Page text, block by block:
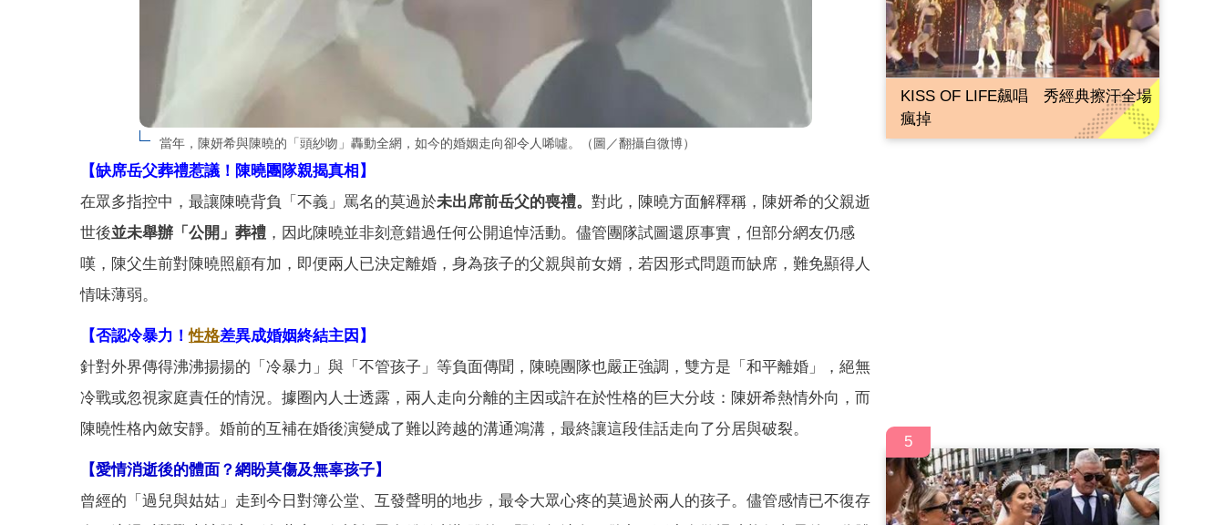
當年，陳妍希與陳曉的「頭紗吻」轟動全網，如今的婚姻走向卻令人唏噓。（圖／翻攝自微博）
【缺席岳父葬禮惹議！陳曉團隊親揭真相】
在眾多指控中，最讓陳曉背負「不義」罵名的莫過於未出席前岳父的喪禮。 對此，陳曉方面解釋稱，陳妍希的父親逝
世後並未舉辦「公開」葬禮 ，因此陳曉並非刻意錯過任何公開追悼活動。儘管團隊試圖還原事實，但部分網友仍感
嘆，陳父生前對陳曉照顧有加，即便兩人已決定離婚，身為孩子的父親與前女婿，若因形式問題而缺席，難免顯得人
情味薄弱。
【否認冷暴力！性格差異成婚姻終結主因】
針對外界傳得沸沸揚揚的「冷暴力」與「不管孩子」等負面傳聞，陳曉團隊也嚴正強調，雙方是「和平離婚」，絕無
冷戰或忽視家庭責任的情況。據圈內人士透露，兩人走向分離的主因或許在於性格的巨大分歧：陳妍希熱情外向，而
陳曉性格內斂安靜。婚前的互補在婚後演變成了難以跨越的溝通鴻溝，最終讓這段佳話走向了分居與破裂。
【愛情消逝後的體面？網盼莫傷及無辜孩子】
曾經的「過兒與姑姑」走到今日對簿公堂、互發聲明的地步，最令大眾心疼的莫過於兩人的孩子。儘管感情已不復存
KISS OF LIFE飆唱 秀經典擦汗全場
瘋掉
5